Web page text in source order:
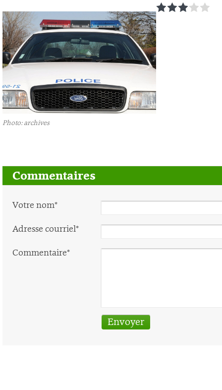
Photo: archives
1 2 3 4 5
Commentaires
Votre nom*
Adresse courriel*
Commentaire*